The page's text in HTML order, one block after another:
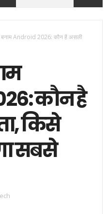
Android 2026: कौन है असली
कौन है
किसे
सबसे